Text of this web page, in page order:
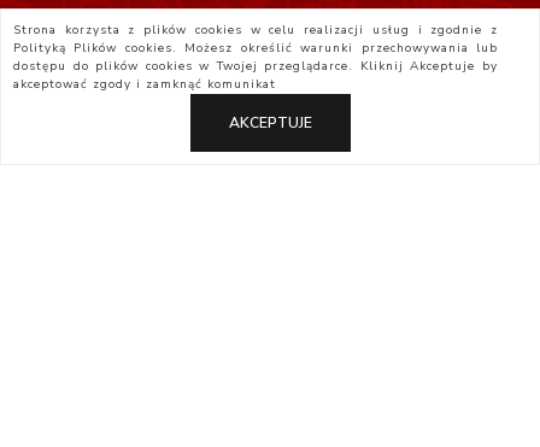
Strona korzysta z plików cookies w celu realizacji usług i zgodnie z
Polityką Plików cookies. Możesz określić warunki przechowywania lub
dostępu do plików cookies w Twojej przeglądarce. KliknijAkceptuje by
akceptować zgody i zamknąć komunikat
AKCEPTUJE